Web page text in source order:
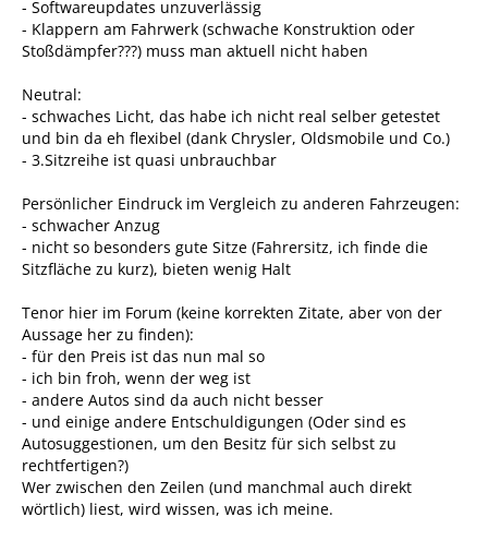
- Softwareupdates unzuverlässig
- Klappern am Fahrwerk (schwache Konstruktion oder
Stoßdämpfer???) muss man aktuell nicht haben
Neutral:
- schwaches Licht, das habe ich nicht real selber getestet
und bin da eh flexibel (dank Chrysler, Oldsmobile und Co.)
- 3.Sitzreihe ist quasi unbrauchbar
Persönlicher Eindruck im Vergleich zu anderen Fahrzeugen:
- schwacher Anzug
- nicht so besonders gute Sitze (Fahrersitz, ich finde die
Sitzfläche zu kurz), bieten wenig Halt
Tenor hier im Forum (keine korrekten Zitate, aber von der
Aussage her zu finden):
- für den Preis ist das nun mal so
- ich bin froh, wenn der weg ist
- andere Autos sind da auch nicht besser
- und einige andere Entschuldigungen (Oder sind es
Autosuggestionen, um den Besitz für sich selbst zu
rechtfertigen?)
Wer zwischen den Zeilen (und manchmal auch direkt
wörtlich) liest, wird wissen, was ich meine.